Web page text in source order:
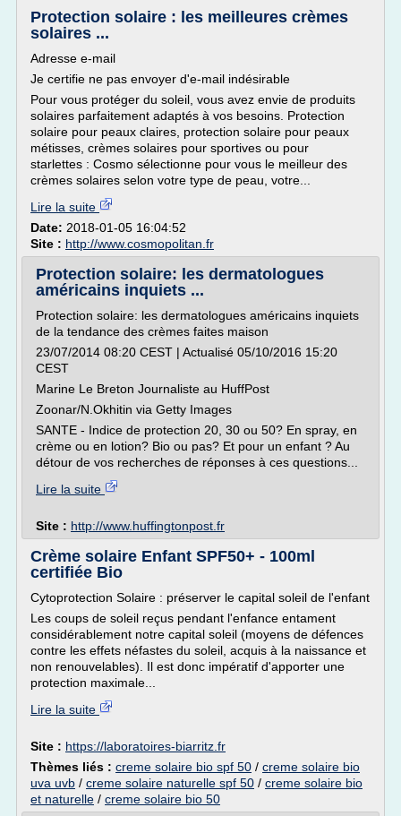
Protection solaire : les meilleures crèmes
solaires ...
Adresse e-mail
Je certifie ne pas envoyer d'e-mail indésirable
Pour vous protéger du soleil, vous avez envie de produits
solaires parfaitement adaptés à vos besoins. Protection
solaire pour peaux claires, protection solaire pour peaux
métisses, crèmes solaires pour sportives ou pour
starlettes : Cosmo sélectionne pour vous le meilleur des
crèmes solaires selon votre type de peau, votre...
Lire la suite
Date: 2018-01-05 16:04:52
Site : http://www.cosmopolitan.fr
Protection solaire: les dermatologues
américains inquiets ...
Protection solaire: les dermatologues américains inquiets
de la tendance des crèmes faites maison
23/07/2014 08:20 CEST | Actualisé 05/10/2016 15:20
CEST
Marine Le Breton Journaliste au HuffPost
Zoonar/N.Okhitin via Getty Images
SANTE - Indice de protection 20, 30 ou 50? En spray, en
crème ou en lotion? Bio ou pas? Et pour un enfant ? Au
détour de vos recherches de réponses à ces questions...
Lire la suite
Site : http://www.huffingtonpost.fr
Crème solaire Enfant SPF50+ - 100ml
certifiée Bio
Cytoprotection Solaire : préserver le capital soleil de l'enfant
Les coups de soleil reçus pendant l'enfance entament
considérablement notre capital soleil (moyens de défences
contre les effets néfastes du soleil, acquis à la naissance et
non renouvelables). Il est donc impératif d'apporter une
protection maximale...
Lire la suite
Site : https://laboratoires-biarritz.fr
Thèmes liés : creme solaire bio spf 50 / creme solaire bio
uva uvb / creme solaire naturelle spf 50 / creme solaire bio
et naturelle / creme solaire bio 50